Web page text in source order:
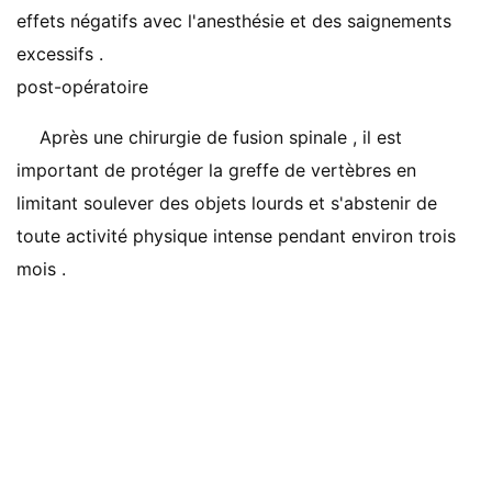
effets négatifs avec l'anesthésie et des saignements
excessifs .
post-opératoire
Après une chirurgie de fusion spinale , il est
important de protéger la greffe de vertèbres en
limitant soulever des objets lourds et s'abstenir de
toute activité physique intense pendant environ trois
mois .